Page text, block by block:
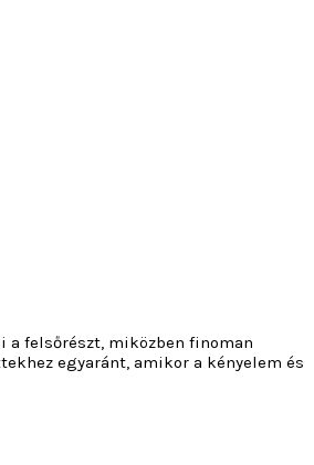
a felsőrészt, miközben finoman
egyaránt, amikor a kényelem és